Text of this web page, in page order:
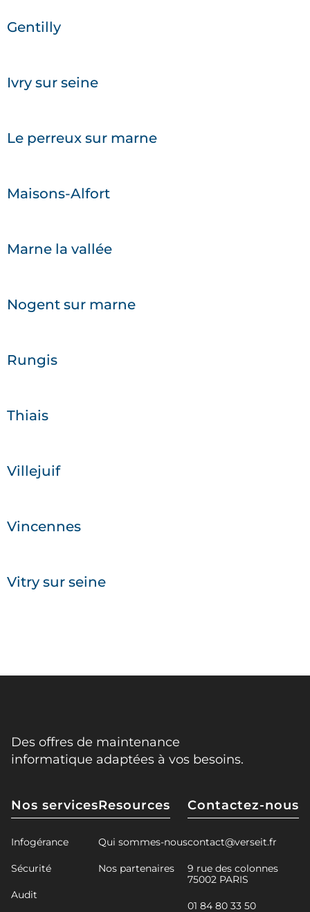
Gentilly
Ivry sur seine
Le perreux sur marne
Maisons-Alfort
Marne la vallée
Nogent sur marne
Rungis
Thiais
Villejuif
Vincennes
Vitry sur seine
Des offres de maintenance
informatique adaptées à vos besoins.
Nos services
Infogérance
Sécurité
Audit
Resources
Qui sommes-nous
Nos partenaires
Contactez-nous
contact@verseit.fr
9 rue des colonnes
75002 PARIS
01 84 80 33 50